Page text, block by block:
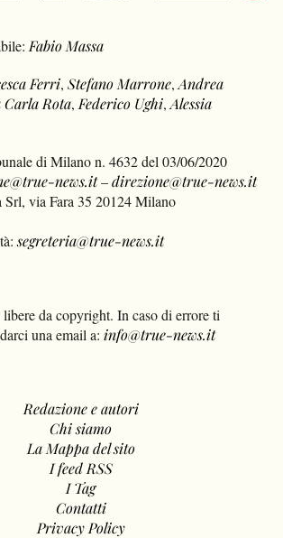
Fabio Massa
Ferri,Stefano Marrone,Andrea
Rota, Federico Ughi,Alessia
di Milano n. 4632 del 03/06/2020
news.it–direzione@true-news.it
Srl, via Fara 35 20124 Milano
segreteria@true-news.it
da copyright. In caso di errore ti
una email a: info@true-news.it
Redazione e autori
Chi siamo
La Mappa del sito
I feed RSS
I Tag
Contatti
Privacy Policy